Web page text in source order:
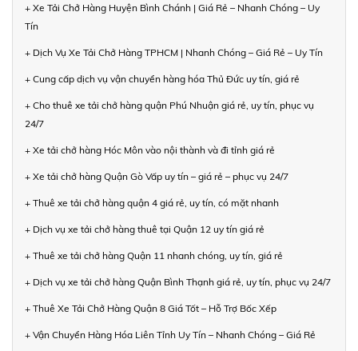
+ Xe Tải Chở Hàng Huyện Bình Chánh | Giá Rẻ – Nhanh Chóng – Uy
Tín
+ Dịch Vụ Xe Tải Chở Hàng TPHCM | Nhanh Chóng – Giá Rẻ – Uy Tín
+ Cung cấp dịch vụ vận chuyển hàng hóa Thủ Đức uy tín, giá rẻ
+ Cho thuê xe tải chở hàng quận Phú Nhuận giá rẻ, uy tín, phục vụ
24/7
+ Xe tải chở hàng Hóc Môn vào nội thành và đi tỉnh giá rẻ
+ Xe tải chở hàng Quận Gò Vấp uy tín – giá rẻ – phục vụ 24/7
+ Thuê xe tải chở hàng quận 4 giá rẻ, uy tín, có mặt nhanh
+ Dịch vụ xe tải chở hàng thuê tại Quận 12 uy tín giá rẻ
+ Thuê xe tải chở hàng Quận 11 nhanh chóng, uy tín, giá rẻ
+ Dịch vụ xe tải chở hàng Quận Bình Thạnh giá rẻ, uy tín, phục vụ 24/7
+ Thuê Xe Tải Chở Hàng Quận 8 Giá Tốt – Hỗ Trợ Bốc Xếp
+ Vận Chuyển Hàng Hóa Liên Tỉnh Uy Tín – Nhanh Chóng – Giá Rẻ